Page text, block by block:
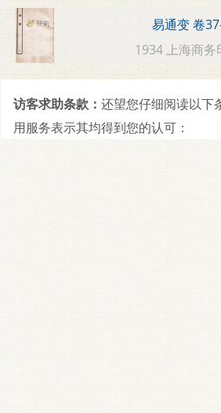
易通变 卷
1934 上海商务
访客求助条款： 还望您仔细阅读以下
用服务表示其均得到您的认可：